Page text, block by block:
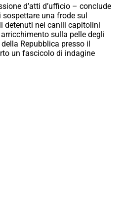
d’atti d’ufficio – conclude
una frode sul
detenuti nei canili capitolini
sulla pelle degli
Repubblica presso il
un fascicolo di indagine